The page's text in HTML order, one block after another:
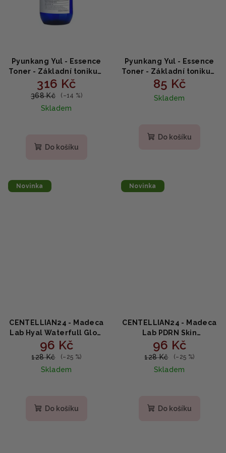
Pyunkang Yul - Essence
Toner - Základní tonikum
s hydratačním účinkem
200ml
316 Kč
368 Kč (–14 %)
Skladem
Do košíku
Pyunkang Yul - Essence
Toner - Základní tonikum
s hydratačním účinkem
30ml
85 Kč
Skladem
Do košíku
Novinka
CENTELLIAN24 - Madeca
Lab Hyal Waterfull Glow
Gel Mask 1ea - Intenzivní
hydratační gelová maska
22g
96 Kč
128 Kč (–25 %)
Skladem
Do košíku
Novinka
CENTELLIAN24 - Madeca
Lab PDRN Skin
Tightening Glow Gel
Mask 1ea - Zpevňující
efektem 22ml
96 Kč
128 Kč (–25 %)
Skladem
Do košíku